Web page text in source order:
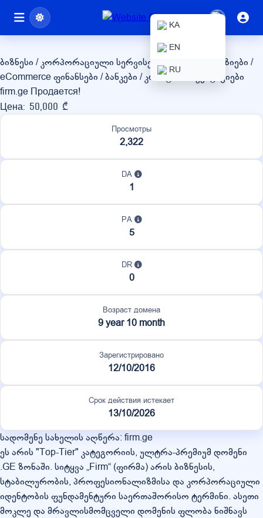
KA
EN
RU
firm.ge
ბიზნესი / კორპორაციული სერვისებიონლაინ მაღაზიები /
eCommerceფინანსები / ბანკები / კრიპტო / ინვესტიციები
firm.ge Продается!
Цена: 50,000 ₾
Просмотры
2,322
DA
1
PA
5
DR
0
Возраст домена
9 year 10 month
Зарегистрировано
12/10/2016
Срок действия истекает
13/10/2026
სადომენე სახელის აღწერა: firm.ge
ეს არის "Top-Tier" კატეგორიის, ულტრა-პრემიუმ დომენი
.GE ზონაში. სიტყვა „Firm“ (ფირმა) არის ბიზნესის,
სტაბილურობის, პროფესიონალიზმისა და კორპორაციული
იდენტობის ფუნდამენტური საერთაშორისო ტერმინი. ასეთი
მოკლე და მრავლისმომცველი დომენის ფლობა ნიშნავს